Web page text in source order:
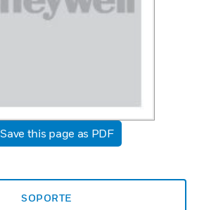
Save this page as PDF
SOPORTE